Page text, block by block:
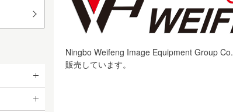
Ningbo Weifeng Image Equipment Group
販売しています。